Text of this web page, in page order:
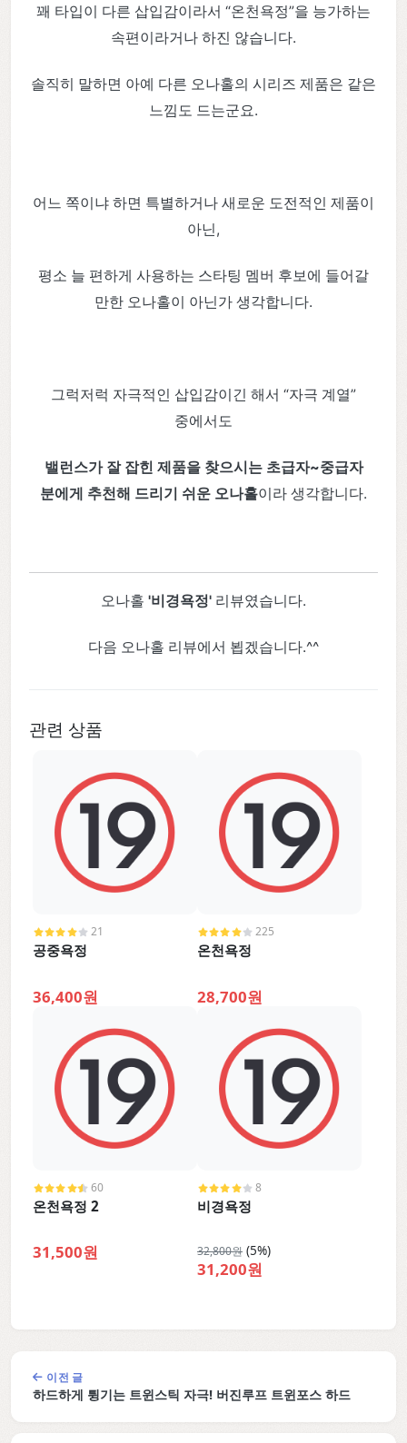
꽤 타입이 다른 삽입감이라서 “온천욕정”을 능가하는
속편이라거나 하진 않습니다.
솔직히 말하면 아예 다른 오나홀의 시리즈 제품은 같은
느낌도 드는군요.
어느 쪽이냐 하면 특별하거나 새로운 도전적인 제품이
아닌,
평소 늘 편하게 사용하는 스타팅 멤버 후보에 들어갈
만한 오나홀이 아닌가 생각합니다.
그럭저럭 자극적인 삽입감이긴 해서 “자극 계열”
중에서도
밸런스가 잘 잡힌 제품을 찾으시는 초급자~중급자
분에게 추천해 드리기 쉬운 오나홀이라 생각합니다.
오나홀 '비경욕정' 리뷰였습니다.
다음 오나홀 리뷰에서 뵙겠습니다.^^
관련 상품
21
공중욕정
36,400원
225
온천욕정
28,700원
60
온천욕정 2
31,500원
8
비경욕정
32,800원 (5%)
31,200원
이전 글
하드하게 튕기는 트윈스틱 자극! 버진루프 트윈포스 하드